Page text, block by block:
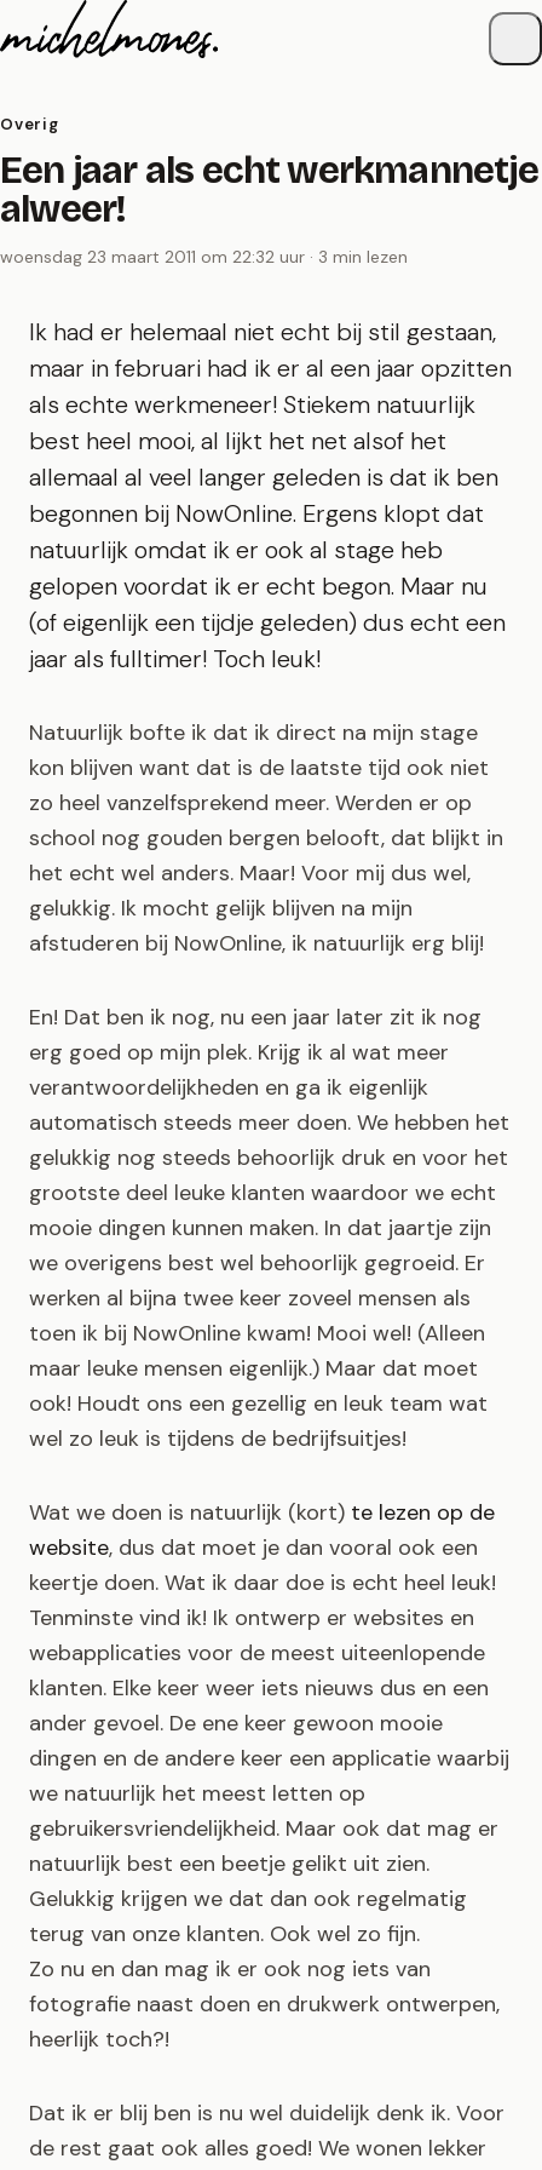
Naar de inhoud
Overig
Een jaar als echt werkmannetje
alweer!
woensdag 23 maart 2011 om 22:32 uur · 3 min lezen
Ik had er helemaal niet echt bij stil gestaan,
maar in februari had ik er al een jaar opzitten
als echte werkmeneer! Stiekem natuurlijk
best heel mooi, al lijkt het net alsof het
allemaal al veel langer geleden is dat ik ben
begonnen bij NowOnline. Ergens klopt dat
natuurlijk omdat ik er ook al stage heb
gelopen voordat ik er echt begon. Maar nu
(of eigenlijk een tijdje geleden) dus echt een
jaar als fulltimer! Toch leuk!
Natuurlijk bofte ik dat ik direct na mijn stage
kon blijven want dat is de laatste tijd ook niet
zo heel vanzelfsprekend meer. Werden er op
school nog gouden bergen belooft, dat blijkt in
het echt wel anders. Maar! Voor mij dus wel,
gelukkig. Ik mocht gelijk blijven na mijn
afstuderen bij NowOnline, ik natuurlijk erg blij!
En! Dat ben ik nog, nu een jaar later zit ik nog
erg goed op mijn plek. Krijg ik al wat meer
verantwoordelijkheden en ga ik eigenlijk
automatisch steeds meer doen. We hebben het
gelukkig nog steeds behoorlijk druk en voor het
grootste deel leuke klanten waardoor we echt
mooie dingen kunnen maken. In dat jaartje zijn
we overigens best wel behoorlijk gegroeid. Er
werken al bijna twee keer zoveel mensen als
toen ik bij NowOnline kwam! Mooi wel! (Alleen
maar leuke mensen eigenlijk.) Maar dat moet
ook! Houdt ons een gezellig en leuk team wat
wel zo leuk is tijdens de bedrijfsuitjes!
Wat we doen is natuurlijk (kort) te lezen op de
website, dus dat moet je dan vooral ook een
keertje doen. Wat ik daar doe is echt heel leuk!
Tenminste vind ik! Ik ontwerp er websites en
webapplicaties voor de meest uiteenlopende
klanten. Elke keer weer iets nieuws dus en een
ander gevoel. De ene keer gewoon mooie
dingen en de andere keer een applicatie waarbij
we natuurlijk het meest letten op
gebruikersvriendelijkheid. Maar ook dat mag er
natuurlijk best een beetje gelikt uit zien.
Gelukkig krijgen we dat dan ook regelmatig
terug van onze klanten. Ook wel zo fijn.
Zo nu en dan mag ik er ook nog iets van
fotografie naast doen en drukwerk ontwerpen,
heerlijk toch?!
Dat ik er blij ben is nu wel duidelijk denk ik. Voor
de rest gaat ook alles goed! We wonen lekker